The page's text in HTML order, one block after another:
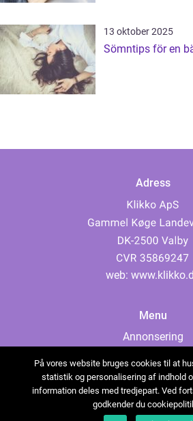
13 oktober 2025
Sömntips för en
Adress
web:
Menu
Annonsering
Cookies
Kontakta oss
Sitemap
På vores website bruges cookies til at
statistik og personalisering af indhold
information deles med tredjepart. Ved
godkender du